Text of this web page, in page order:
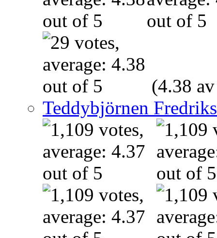
(4.38
Teddybjörnen